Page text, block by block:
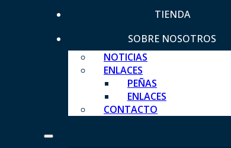
TIENDA
SOBRE NOSOTROS
NOTICIAS
ENLACES
PEÑAS
ENLACES
CONTACTO